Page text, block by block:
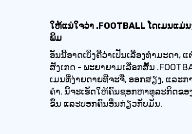
ໃຫ້ແນ່ໃຈວ່າ .FOOTBALL ໂດເມນແມ່
ພິມ
ອັນນີ້ອາດເບິ່ງຄືວ່າເປັນເລື່ອງທຳມະດາ,
ສັງເກດ - ພະຍາຍາມເລືອກສັ້ນ
ເມນທີ່ງ່າຍດາຍທີ່ຈະຈື່, ອອກສຽງ, ແລະ
ຄໍາ. ນີ້ຈະເຮັດໃຫ້ຄົນຊອກຫາທຸລະກິດຂອ
ຂຶ້ນ ແລະບອກຄົນອື່ນກ່ຽວກັບມັນ.